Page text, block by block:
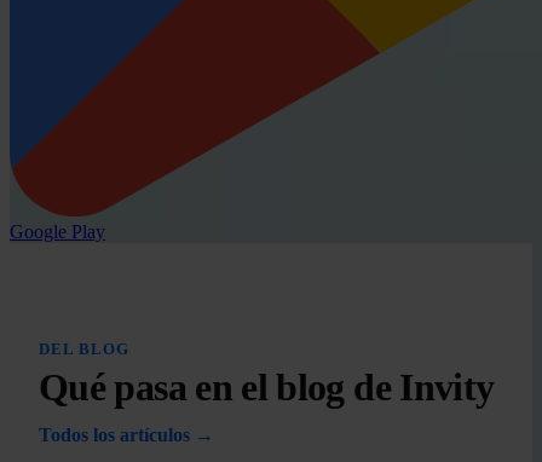
Google Play
DEL BLOG
Qué pasa en el blog de Invity
Todos los artículos →